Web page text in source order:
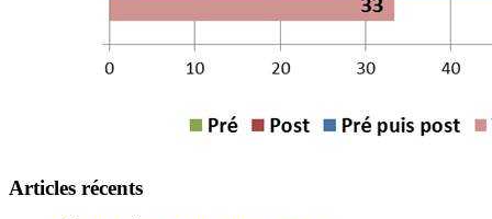
Articles récents